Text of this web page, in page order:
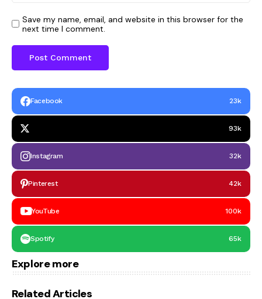
Save my name, email, and website in this browser for the
next time I comment.
Facebook 23k
93k
Instagram 32k
Pinterest 42k
YouTube 100k
Spotify 65k
Explore more
Related Articles